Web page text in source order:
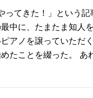
ってきた！」という記
中に、たまたま知人
アノを譲っていただ
たことを綴った。 あ